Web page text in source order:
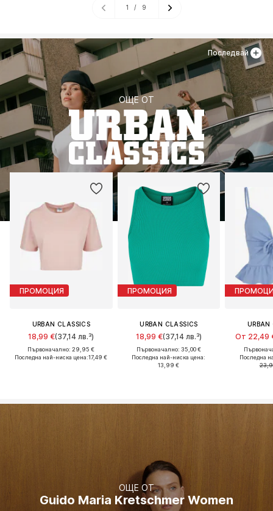
1 / 9
ОЩЕ ОТ
ПРОМОЦИЯ
URBAN CLASSICS
18,99 €(37,14 лв.³)
Първоначално: 29,95 €
Последна най-ниска цена:17,49 €
ПРОМОЦИЯ
URBAN CLASSICS
18,99 €(37,14 лв.³)
Първоначално: 35,00 €
Последна най-ниска цена:
13,99 €
URBAN
От 22,49
Последна
Последвай
ОЩЕ ОТ
Guido Maria Kretschmer Women